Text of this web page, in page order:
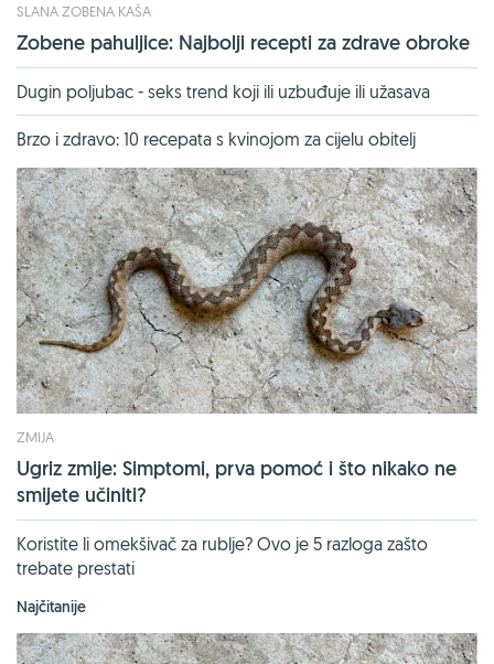
SLANA ZOBENA KAŠA
Zobene pahuljice: Najbolji recepti za zdrave obroke
Dugin poljubac - seks trend koji ili uzbuđuje ili užasava
Brzo i zdravo: 10 recepata s kvinojom za cijelu obitelj
ZMIJA
Ugriz zmije: Simptomi, prva pomoć i što nikako ne
smijete učiniti?
Koristite li omekšivač za rublje? Ovo je 5 razloga zašto
trebate prestati
Najčitanije